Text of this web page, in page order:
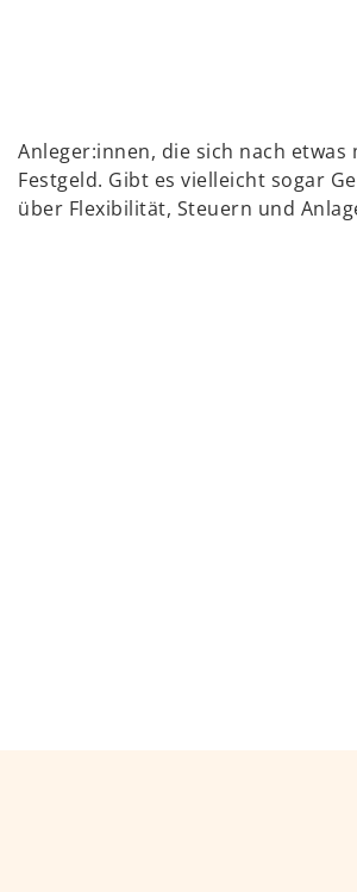
Anleger:innen, die sich nach
Festgeld. Gibt es vielleicht sogar
über Flexibilität, Steuern und